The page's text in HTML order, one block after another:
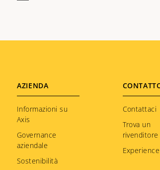
Footer
menu
AZIENDA
Informazioni su
Axis
Governance
aziendale
Sostenibilità
Contattaci
Trova un
rivenditore